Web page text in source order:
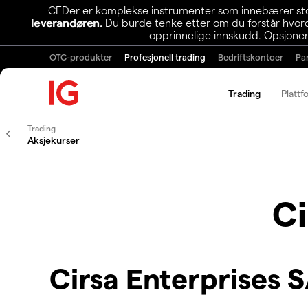
CFDer er komplekse instrumenter som innebærer
leverandøren.Du burde tenke etter om du forstår
opprinnelige innskudd.
OTC-produkter Profesjonell trading Bedriftskontoer
Trading
Trading
Aksjekurser
Cirsa Enterprises